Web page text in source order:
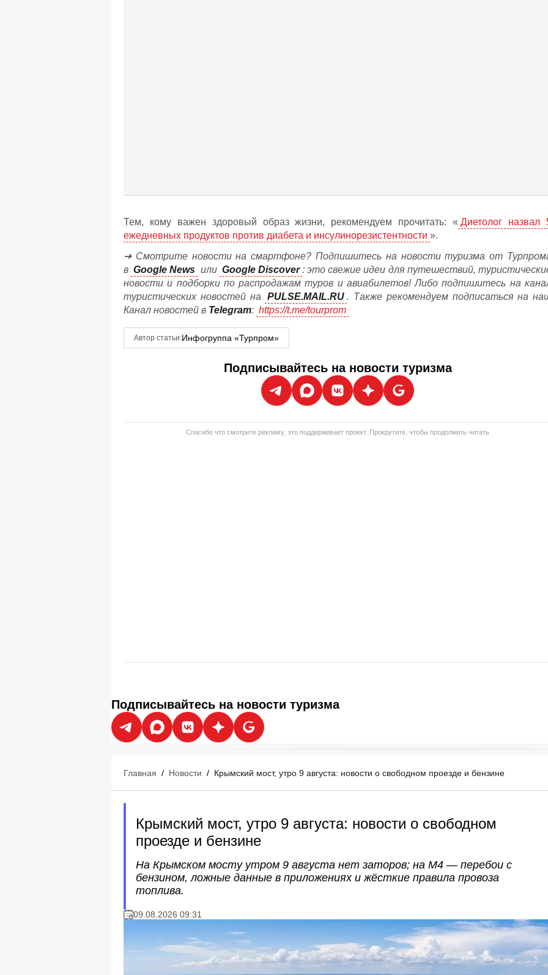
Тем, кому важен здоровый образ жизни, рекомендуем прочитать: « Диетолог назвал
ежедневных продуктов против диабета и инсулинорезистентности ».
➔ Смотрите новости на смартфоне? Подпишитесь на новости туризма от
в Google News или Google Discover : это свежие идеи для путешествий,
новости и подборки по распродажам туров и авиабилетов! Либо подпишитесь на
туристических новостей на
PULSE.MAIL.RU . Также рекомендуем подписаться на
Канал новостей в Telegram: https://t.me/tourprom
Автор статьи:Инфогруппа «Турпром»
Подписывайтесь на новости туризма
Спасибо что смотрите рекламу, это поддерживает проект. Прокрутите, чтобы продолжить читать
Подписывайтесь на новости туризма
Главная / Новости / Крымский мост, утро 9 августа: новости о свободном проезде и бензине
Крымский мост, утро 9 августа: новости о свободном
проезде и бензине
На Крымском мосту утром 9 августа нет заторов; на М4 — перебои с
бензином, ложные данные в приложениях и жёсткие правила провоза
топлива.
09.08.2026 09:31